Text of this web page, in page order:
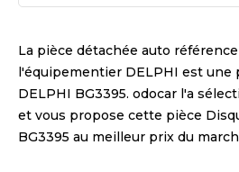
La pièce détachée auto référence
l'équipementier DELPHI est une
DELPHI BG3395. odocar l'a
et vous propose cette pièce
BG3395 au meilleur prix du